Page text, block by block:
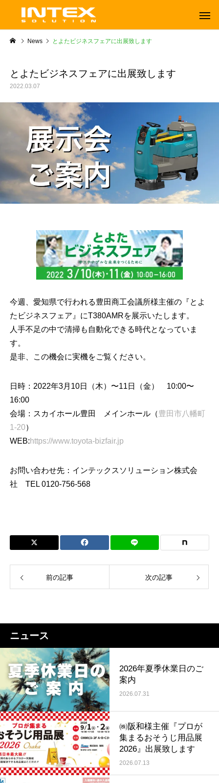
ORBOT TENNANT
News とよたビジネスフェアに出展致します
とよたビジネスフェアに出展致します
2022.03.07
今週、愛知県で行われる豊田商工会議所様主催の『とよ
たビジネスフェア』にT380AMRを展示いたします。
人手不足の中で清掃も自動化できる時代となっていま
す。
是非、この機会に実機をご覧ください。
日時：2022年3月10日（木）〜11日（金） 10:00〜
16:00
会場：スカイホール豊田 メインホール（豊田市八幡町
1-20）
WEB:https://www.toyota-bizfair.jp
お問い合わせ先：インテックスソリューション株式会
社 TEL 0120-756-568
前の記事 次の記事
ニュース
2026年夏季休業日のご
案内
2026.07.31
㈱阪和様主催『プロが
集まるおそうじ用品展
2026』出展致します
2026.07.13